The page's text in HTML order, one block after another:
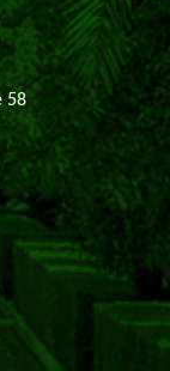
58